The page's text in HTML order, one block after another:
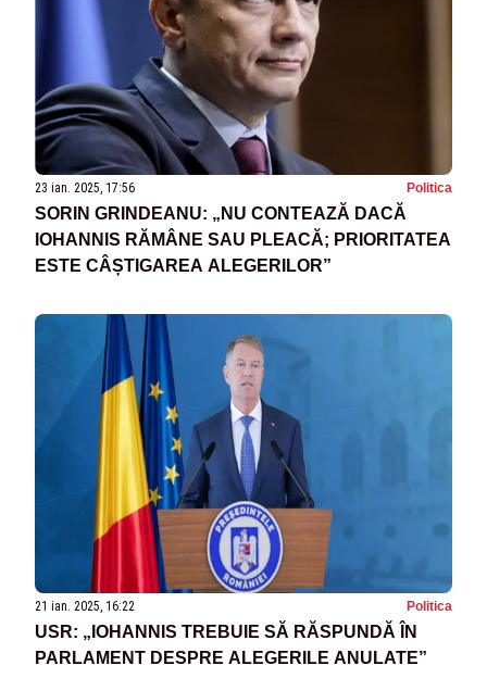
23 ian. 2025, 17:56 Politica
SORIN GRINDEANU: „NU CONTEAZĂ DACĂ
IOHANNIS RĂMÂNE SAU PLEACĂ; PRIORITATEA
ESTE CÂȘTIGAREA ALEGERILOR”
21 ian. 2025, 16:22 Politica
USR: „IOHANNIS TREBUIE SĂ RĂSPUNDĂ ÎN
PARLAMENT DESPRE ALEGERILE ANULATE”